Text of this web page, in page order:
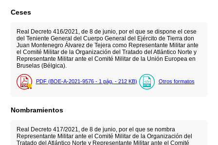
Ceses
Real Decreto 416/2021, de 8 de junio, por el que se dispone el cese
del Teniente General del Cuerpo General del Ejército de Tierra don
Juan Montenegro Álvarez de Tejera como Representante Militar ante
el Comité Militar de la Organización del Tratado del Atlántico Norte y
Representante Militar ante el Comité Militar de la Unión Europea en
Bruselas (Bélgica).
PDF (BOE-A-2021-9576 - 1 pág. - 212 KB) Otros formatos
Nombramientos
Real Decreto 417/2021, de 8 de junio, por el que se nombra
Representante Militar ante el Comité Militar de la Organización del
Tratado del Atlántico Norte y Representante Militar ante el Comité